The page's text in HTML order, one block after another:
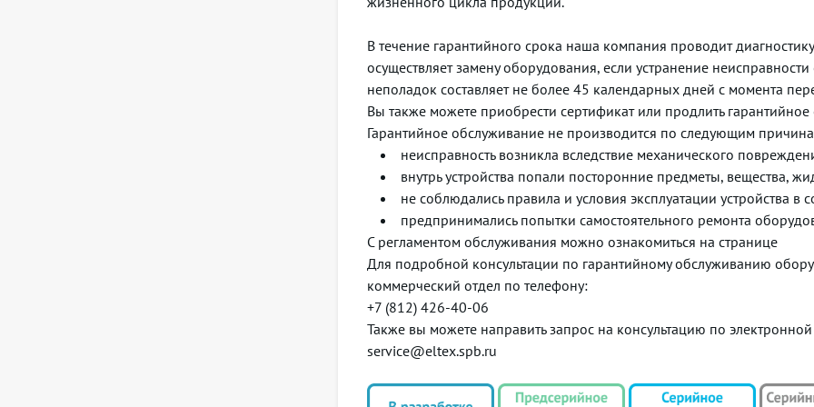
В течение гарантийного срока наша компания проводит
осуществляет замену оборудования, если устранение
неполадок составляет не более 45 календарных дней с момента
Вы также можете приобрести сертификат или продлить
Гарантийное обслуживание не производится по следующим
неисправность возникла вследствие механического
внутрь устройства попали посторонние предметы, вещества,
не соблюдались правила и условия эксплуатации устройства в
предпринимались попытки самостоятельного ремонта
С регламентом обслуживания можно ознакомиться на странице
Для подробной консультации по гарантийному обслуживанию
коммерческий отдел по телефону:
+7 (812) 426-40-06
Также вы можете направить запрос на консультацию по
service@eltex.spb.ru